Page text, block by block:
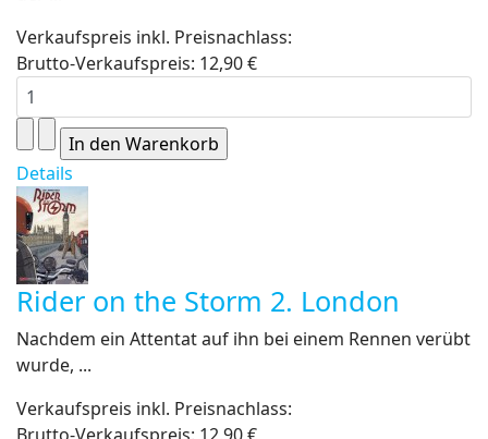
Verkaufspreis inkl. Preisnachlass:
Brutto-Verkaufspreis: 12,90 €
Details
Rider on the Storm 2. London
Nachdem ein Attentat auf ihn bei einem Rennen verübt
wurde, ...
Verkaufspreis inkl. Preisnachlass: